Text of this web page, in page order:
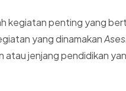
kegiatan penting yang
yang dinamakan
atau jenjang pendidikan